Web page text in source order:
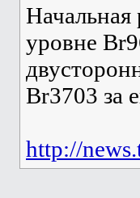
Начальная
уровне
Br3703 за
http://